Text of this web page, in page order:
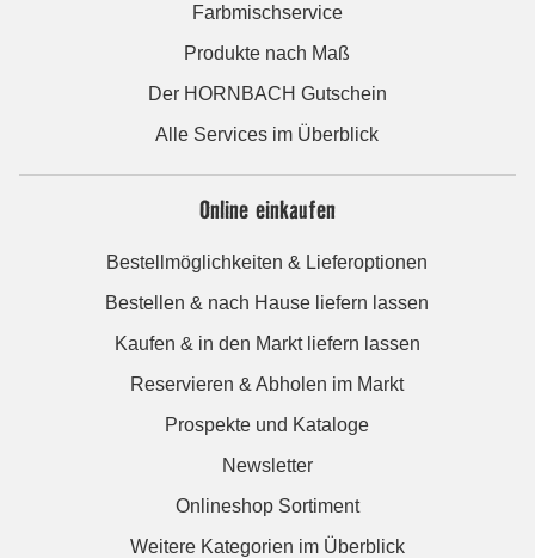
Farbmischservice
Produkte nach Maß
Der HORNBACH Gutschein
Alle Services im Überblick
Online einkaufen
Bestellmöglichkeiten & Lieferoptionen
Bestellen & nach Hause liefern lassen
Kaufen & in den Markt liefern lassen
Reservieren & Abholen im Markt
Prospekte und Kataloge
Newsletter
Onlineshop Sortiment
Weitere Kategorien im Überblick